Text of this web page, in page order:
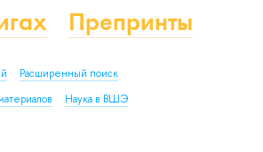
Препринты
Расширенный поиск
Наука в ВШЭ